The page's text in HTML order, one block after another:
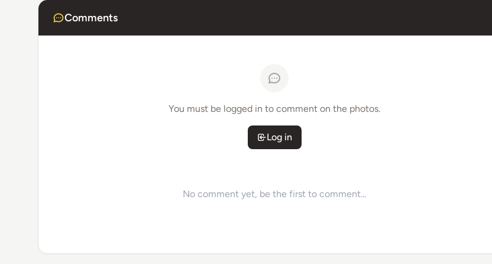
Comments
You must be logged in to comment on the photos.
Log in
No comment yet, be the first to comment...